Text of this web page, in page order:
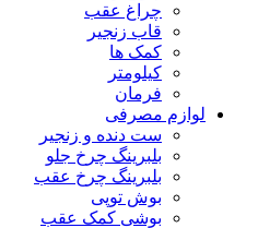
چراغ عقب
قاب زنجیر
کمک ها
کیلومتر
فرمان
لوازم مصرفی
ست دنده و زنجیر
بلبرینگ چرخ جلو
بلبرینگ چرخ عقب
بوش توپی
بوشی کمک عقب